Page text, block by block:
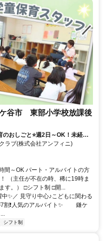
谷市 東部小学校放課後
のおしごと⭐週2日～OK！未経験
♪
ラブ(株式会社アンフィニ)
間～OK パート・アルバイトの方
（主任が不在の時、稀に19時ま
す。） □シフト制 □開...
✨／ 見守り中心♪こどもに関わる
❗人気のアルバイト✨ ⠀ ⠀ 鎌ケ
シフト制